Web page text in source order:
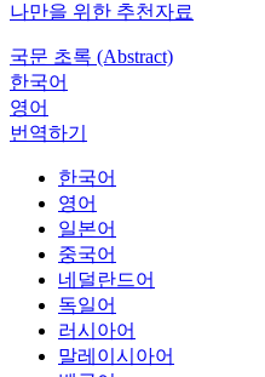
나만을 위한 추천자료
국문 초록 (Abstract)
한국어
영어
번역하기
한국어
영어
일본어
중국어
네덜란드어
독일어
러시아어
말레이시아어